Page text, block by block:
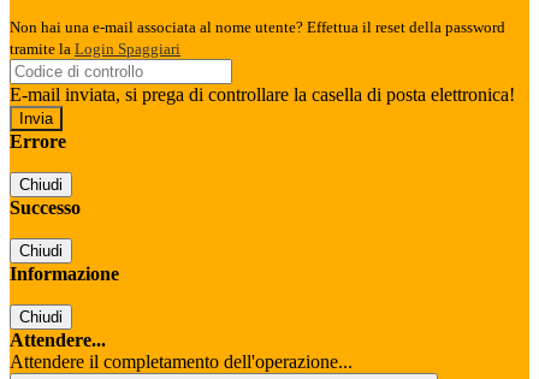
Non hai una e-mail associata al nome utente? Effettua il reset della password
tramite la Login Spaggiari
E-mail inviata, si prega di controllare la casella di posta elettronica!
Errore
Chiudi
Successo
Chiudi
Informazione
Chiudi
Attendere...
Attendere il completamento dell'operazione...